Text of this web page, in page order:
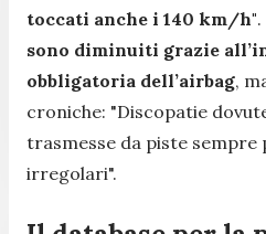
toccati anche i 140 km/h".
sono diminuiti grazie
obbligatoria dell’airbag,
croniche: "Discopatie
trasmesse da piste sempre
irregolari".